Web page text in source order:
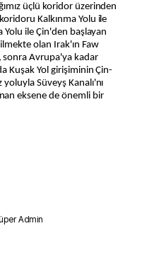
üçlü koridor üzerinden
Kalkınma Yolu ile
Yolu ile Çin'den başlayan
olan Irak'ın Faw
sonra Avrupa'ya kadar
Kuşak Yol girişiminin Çin-
Süveyş Kanalı'nı
eksene de önemli bir
Admin